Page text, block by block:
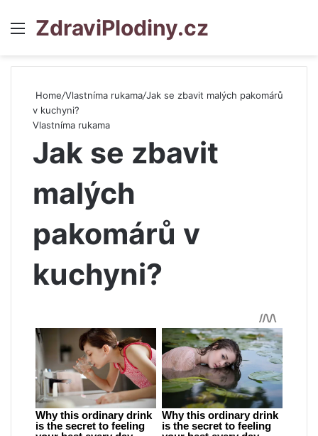
Menu
ZdraviPlodiny.cz
Home/Vlastníma rukama/Jak se zbavit malých pakomárů
v kuchyni?
Vlastníma rukama
Jak se zbavit
malých
pakomárů v
kuchyni?